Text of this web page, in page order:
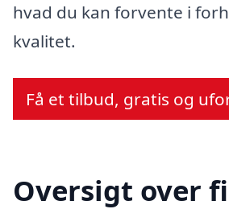
hvad du kan forvente i
kvalitet.
Få et tilbud, gratis og
Oversigt over